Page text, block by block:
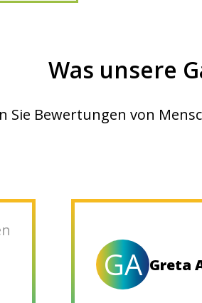
Was unsere
Sie Bewertungen von
GA Greta